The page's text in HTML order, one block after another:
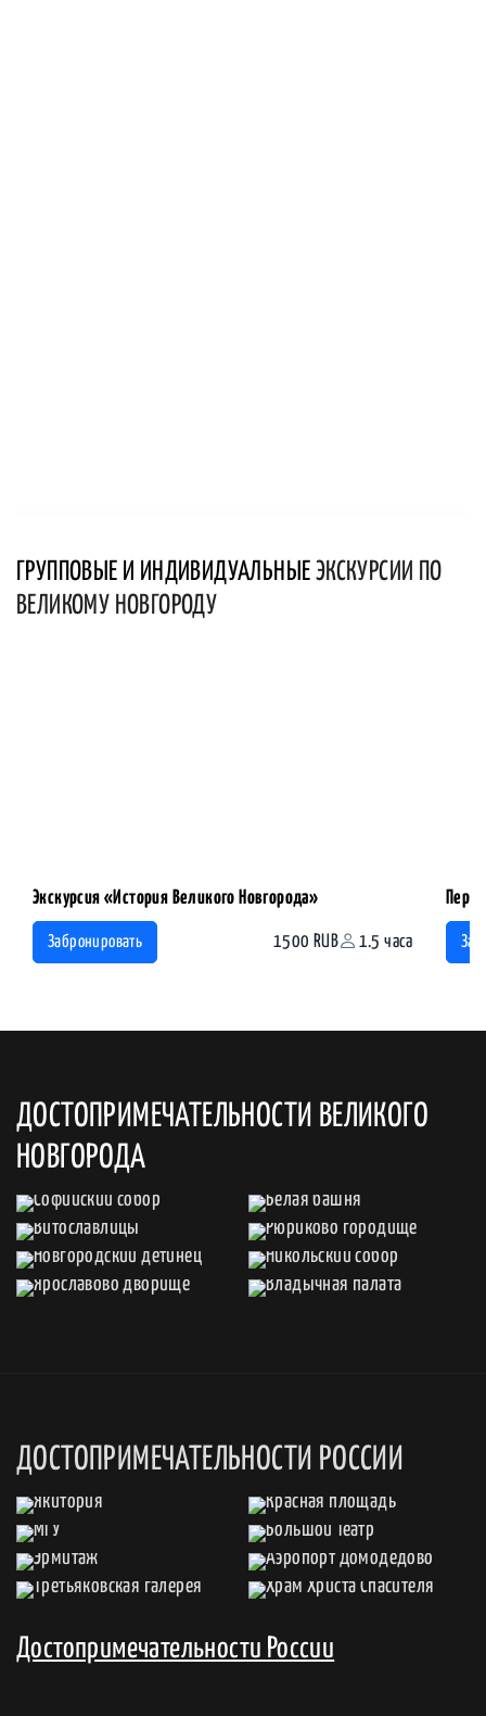
ГРУППОВЫЕ И ИНДИВИДУАЛЬНЫЕ ЭКСКУРСИИ ПО
ВЕЛИКОМУ НОВГОРОДУ
Экскурсия «История Великого Новгорода»
Забронировать 1500 RUB 1.5 часа
ДОСТОПРИМЕЧАТЕЛЬНОСТИ ВЕЛИКОГО
НОВГОРОДА
ДОСТОПРИМЕЧАТЕЛЬНОСТИ РОССИИ
Достопримечательности России